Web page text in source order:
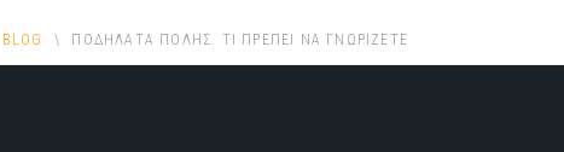
BLOG ΠΟΔΉΛΑΤΑ ΠΌΛΗΣ. ΤΙ ΠΡΈΠΕΙ ΝΑ ΓΝΩΡΊΖΕΤΕ